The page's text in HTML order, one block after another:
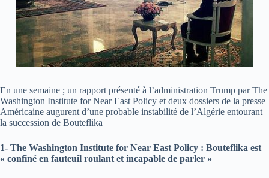
En une semaine ; un rapport présenté à l’administration Trump par The
Washington Institute for Near East Policy et deux dossiers de la presse
Américaine augurent d’une probable instabilité de l’Algérie entourant
la succession de Bouteflika
1- The Washington Institute for Near East Policy : Bouteflika est
« confiné en fauteuil roulant et incapable de parler »